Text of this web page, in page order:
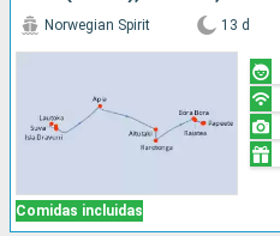
Comidas incluidas
Norwegian Spirit 13 d